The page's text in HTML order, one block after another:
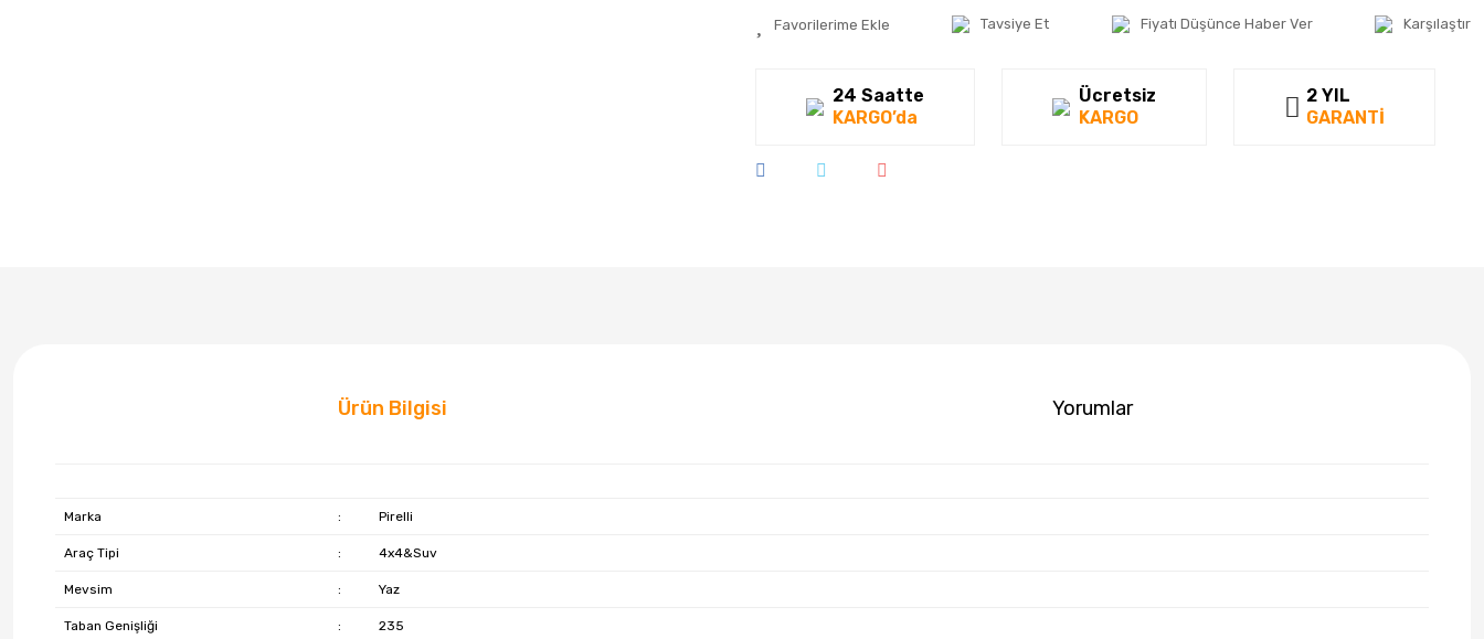
Tavsiye Et Fiyatı Düşünce Haber Ver Karşılaştır
24 Saatte
KARGO’da
Ücretsiz
KARGO
2 YIL
GARANTİ
Ürün Bilgisi Yorumlar
Marka : Pirelli
Araç Tipi : 4x4&Suv
Mevsim : Yaz
Taban Genişliği : 235